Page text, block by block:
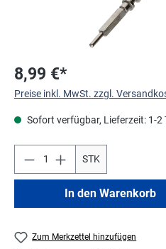
8,99 €*
Preise inkl. MwSt. zzgl.
Sofort verfügbar, Lieferzeit: 1-2
STK
In den Warenkorb
Zum Merkzettel hinzufügen